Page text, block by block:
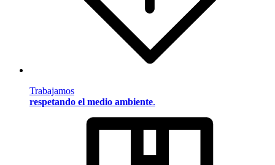
Trabajamos
respetando el medio ambiente.